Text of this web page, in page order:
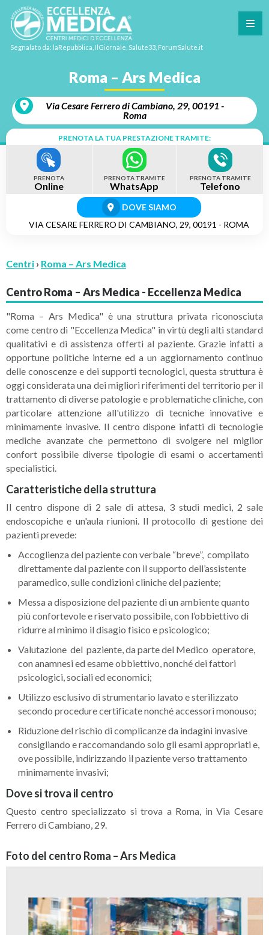
Segnalato da: laRepubblica, IlGiornale, Salute33, ForumSalute.it
Roma – Ars Medica
Via Cesare Ferrero di Cambiano, 29, 00191 -
Roma
PRENOTA LA TUA PRESTAZIONE TRAMITE:
PRENOTA
Online
PRENOTA TRAMITE
WhatsApp
PRENOTA TRAMITE
Telefono
DOVE SIAMO
VIA CESARE FERRERO DI CAMBIANO, 29, 00191 - ROMA
Centri › Roma – Ars Medica
Centro Roma – Ars Medica - Eccellenza Medica
"Roma – Ars Medica"è una struttura privata riconosciuta
come centro di "Eccellenza Medica" in virtù degli alti standard
qualitativi e di assistenza offerti al paziente. Grazie infatti a
opportune politiche interne ed a un aggiornamento continuo
delle conoscenze e dei supporti tecnologici, questa struttura è
oggi considerata una dei migliori riferimenti del territorio per il
trattamento di diverse patologie e problematiche cliniche, con
particolare attenzione all'utilizzo di tecniche innovative e
minimamente invasive. Il centro dispone infatti di tecnologie
mediche avanzate che permettono di svolgere nel miglior
confort possibile diverse tipologie di esami o accertamenti
specialistici.
Caratteristiche della struttura
Il centro dispone di 2 sale di attesa, 3 studi medici, 2 sale
endoscopiche e un'aula riunioni. Il protocollo di gestione dei
pazienti prevede:
Accoglienza del paziente con verbale “breve”, compilato
direttamente dal paziente con il supporto dell’assistente
paramedico, sulle condizioni cliniche del paziente;
Messa a disposizione del paziente di un ambiente quanto
più confortevole e riservato possibile, con l’obbiettivo di
ridurre al minimo il disagio fisico e psicologico;
Valutazione del paziente, da parte del Medico operatore,
con anamnesi ed esame obbiettivo, nonché dei fattori
psicologici, sociali ed economici;
Utilizzo esclusivo di strumentario lavato e sterilizzato
secondo procedure certificate nonché accessori monouso;
Riduzione del rischio di complicanze da indagini invasive
consigliando e raccomandando solo gli esami appropriati e,
ove possibile, indirizzando il paziente verso trattamento
minimamente invasivi;
Dove si trova il centro
Questo centro specializzato si trova a Roma, in Via Cesare
Ferrero di Cambiano, 29.
Foto del centro Roma – Ars Medica